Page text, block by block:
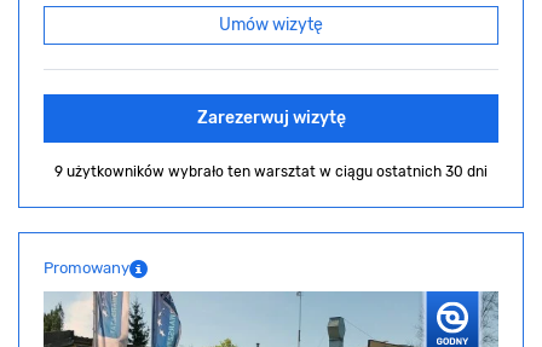
Umów wizytę
Zarezerwuj wizytę
9 użytkowników wybrało ten warsztat w ciągu ostatnich 30 dni
Promowany